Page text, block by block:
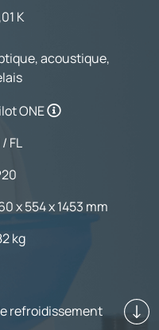
K
acoustique,
ONE
/ FL
x 554 x 1453 mm
kg
refroidissement